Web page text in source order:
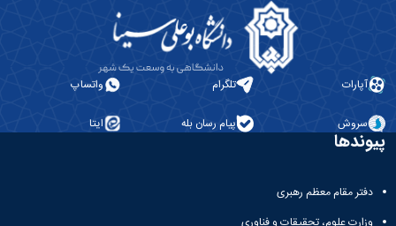
آپارات تلگرام واتساپ
سروش پیام رسان بله ایتا
پیوندها
دفتر مقام معظم رهبری
وزارت علوم، تحقیقات و فناوری